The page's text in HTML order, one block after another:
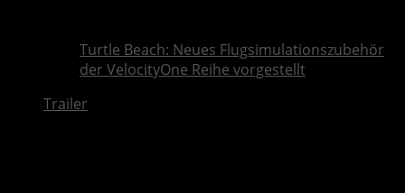
Turtle Beach: Neues Flugsimulationszubehör
der VelocityOne Reihe vorgestellt
Trailer